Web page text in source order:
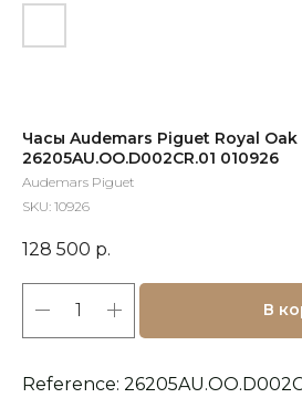
Часы Audemars Piguet Royal
26205AU.OO.D002CR.01 010926
Audemars Piguet
SKU: 10926
128 500 р.
В
Reference: